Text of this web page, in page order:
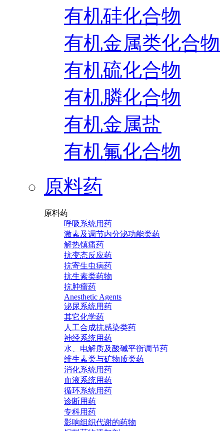
有机硅化合物
有机金属类化合物
有机硫化合物
有机膦化合物
有机金属盐
有机氟化合物
原料药
原料药
呼吸系统用药
激素及调节内分泌功能类药
解热镇痛药
抗变态反应药
抗寄生虫病药
抗生素类药物
抗肿瘤药
Anesthetic Agents
泌尿系统用药
其它化学药
人工合成抗感染类药
神经系统用药
水、电解质及酸碱平衡调节药
维生素类与矿物质类药
消化系统用药
血液系统用药
循环系统用药
诊断用药
专科用药
影响组织代谢的药物